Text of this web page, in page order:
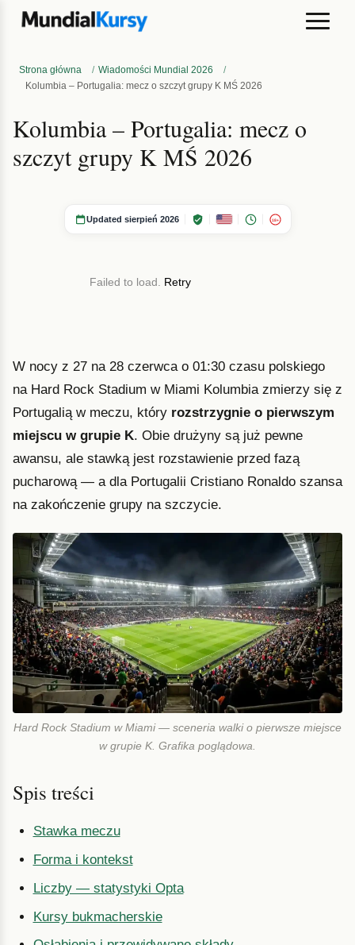
Strona główna / Wiadomości Mundial 2026
/
Kolumbia – Portugalia: mecz o szczyt grupy K MŚ 2026
Kolumbia – Portugalia: mecz o
szczyt grupy K MŚ 2026
Updated sierpień 2026 18+
Failed to load. Retry
W nocy z 27 na 28 czerwca o 01:30 czasu polskiego
na Hard Rock Stadium w Miami Kolumbia zmierzy się z
Portugalią w meczu, który rozstrzygnie o pierwszym
miejscu w grupie K. Obie drużyny są już pewne
awansu, ale stawką jest rozstawienie przed fazą
pucharową — a dla Portugalii Cristiano Ronaldo szansa
na zakończenie grupy na szczycie.
Hard Rock Stadium w Miami — sceneria walki o pierwsze miejsce
w grupie K. Grafika poglądowa.
Spis treści
Stawka meczu
Forma i kontekst
Liczby — statystyki Opta
Kursy bukmacherskie